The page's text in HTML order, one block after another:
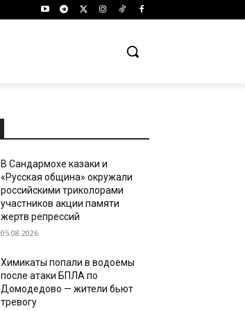
В Сандармохе казаки и
«Русская община» окружали
российскими триколорами
участников акции памяти
жертв репрессий
05.08.2026
Химикаты попали в водоемы
после атаки БПЛА по
Домодедово — жители бьют
тревогу